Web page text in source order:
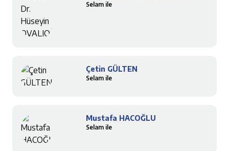
Selam ile
Çetin GÜLTEN
Selam ile
Mustafa HACOĞLU
Selam ile